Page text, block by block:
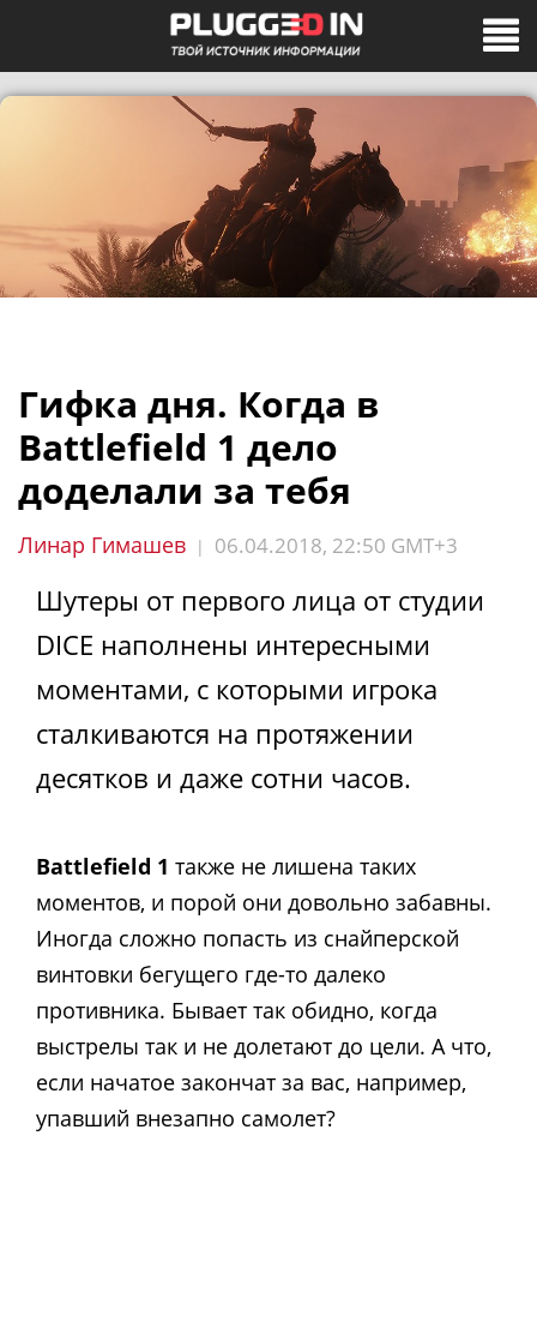
Гифка дня. Когда в
Battlefield 1 дело
доделали за тебя
Линар Гимашев | 06.04.2018, 22:50 GMT+3
Шутеры от первого лица от студии
DICE наполнены интересными
моментами, с которыми игрока
сталкиваются на протяжении
десятков и даже сотни часов.
Battlefield 1 также не лишена таких
моментов, и порой они довольно забавны.
Иногда сложно попасть из снайперской
винтовки бегущего где-то далеко
противника. Бывает так обидно, когда
выстрелы так и не долетают до цели. А что,
если начатое закончат за вас, например,
упавший внезапно самолет?